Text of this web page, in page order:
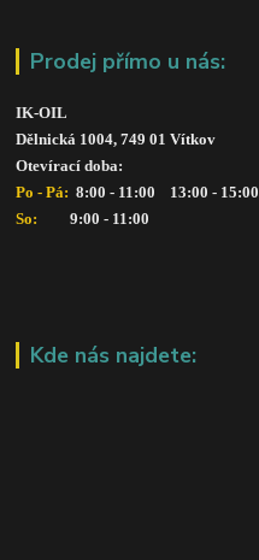
Prodej přímo u nás:
IK-OIL
Dělnická 1004, 749 01 Vítkov
Otevírací doba:
Po - Pá: 8:00 - 11:00    13:00 - 15:00
So:
      9:00 - 11:00
Kde nás najdete: